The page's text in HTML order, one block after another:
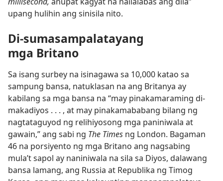
upang hulihin ang sinisila nito.
Di-sumasampalatayang
mga Britano
Sa isang surbey na isinagawa sa 10,000 katao sa
sampung bansa, natuklasan na ang Britanya ay
kabilang sa mga bansa na “may pinakamaraming di-
makadiyos . . . , at may pinakamababang bilang ng
nagtataguyod ng relihiyosong mga paniniwala at
gawain,” ang sabi ng The Times ng London. Bagaman
46 na porsiyento ng mga Britano ang nagsabing
mula’t sapol ay naniniwala na sila sa Diyos, dalawang
bansa lamang, ang Russia at Republika ng Timog